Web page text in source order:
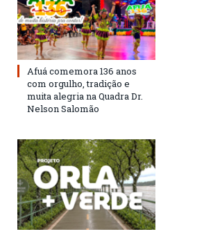
Afuá comemora 136 anos
com orgulho, tradição e
muita alegria na Quadra Dr.
Nelson Salomão